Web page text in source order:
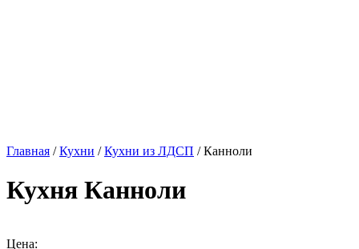
Главная /Кухни /Кухни из ЛДСП / Канноли
Кухня Канноли
Цена: